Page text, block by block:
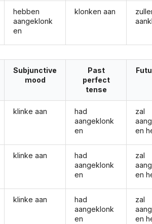
hebben
aangeklonk
en
klonken aan
Subjunctive
mood
klinke aan
klinke aan
klinke aan
Past
perfect
tense
had
aangeklonk
en
had
aangeklonk
en
had
aangeklonk
en
zal
en
zal
en
zal
en